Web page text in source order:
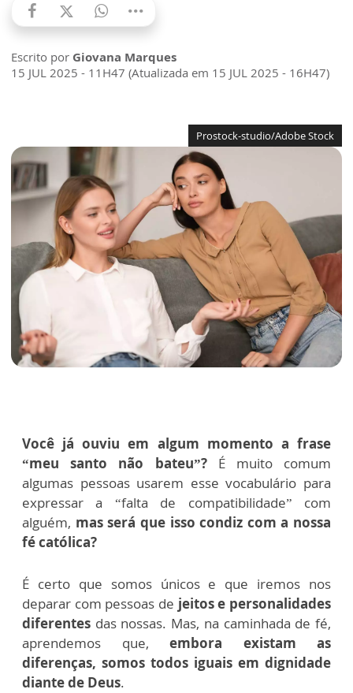
Escrito por Giovana Marques
15 JUL 2025 - 11H47 (Atualizada em 15 JUL 2025 - 16H47)
Prostock-studio/Adobe Stock
Você já ouviu em algum momento a frase
“meu santo não bateu”?É muito comum
algumas pessoas usarem esse vocabulário para
expressar a “falta de compatibilidade” com
alguém, mas será que isso condiz com a nossa
fé católica?
É certo que somos únicos e que iremos nos
deparar com pessoas de jeitos e personalidades
diferentes das nossas. Mas, na caminhada de fé,
aprendemos que, embora existam as
diferenças, somos todos iguais em dignidade
diante de Deus.